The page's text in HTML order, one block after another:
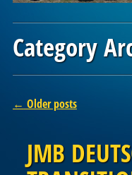
Category
Post
← Older posts
JMB